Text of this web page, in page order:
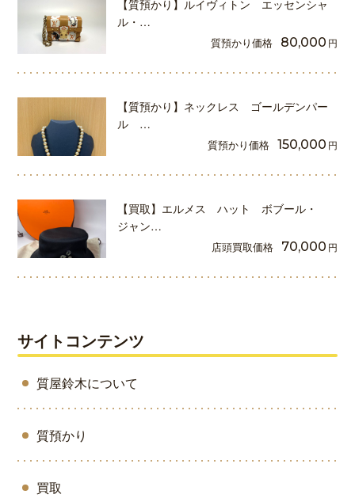
【質預かり】ルイヴィトン エッセンシャ
ル・…
質預かり価格 80,000 円
【質預かり】ネックレス ゴールデンパー
ル …
質預かり価格 150,000 円
【買取】エルメス ハット ボブール・
ジャン…
店頭買取価格 70,000 円
サイトコンテンツ
質屋鈴木について
質預かり
買取